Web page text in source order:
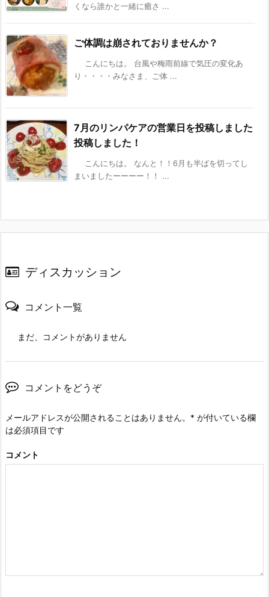
くなら誰かと一緒に癒さ ...
ご体調は崩されておりませんか？
こんにちは。 台風や梅雨前線で気圧の変化あ
り・・・・みなさま、ご体 ...
7月のリンパケアの営業日を投稿しました
投稿しました！
こんにちは。 なんと！！6月も半ばを切ってし
まいましたーーーー！！ ...
ディスカッション
コメント一覧
まだ、コメントがありません
コメントをどうぞ
メールアドレスが公開されることはありません。 * が付いている欄
は必須項目です
コメント